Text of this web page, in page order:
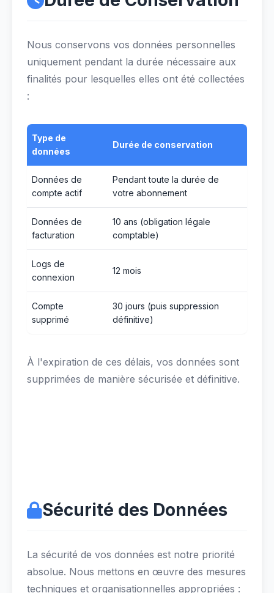
Nous conservons vos données personnelles
uniquement pendant la durée nécessaire aux
finalités pour lesquelles elles ont été collectées
:
Type de
données
Durée de conservation
Données de
compte actif
Pendant toute la durée de
votre abonnement
Données de
facturation
10 ans (obligation légale
comptable)
Logs de
connexion
12 mois
Compte
supprimé
30 jours (puis suppression
définitive)
À l'expiration de ces délais, vos données sont
supprimées de manière sécurisée et définitive.
Sécurité des Données
La sécurité de vos données est notre priorité
absolue. Nous mettons en œuvre des mesures
techniques et organisationnelles appropriées :